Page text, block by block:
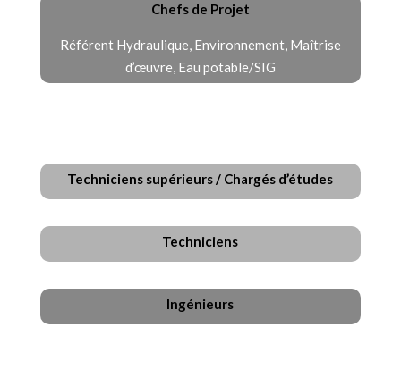
Chefs de Projet
Référent Hydraulique, Environnement, Maîtrise
d’œuvre, Eau potable/SIG
Techniciens supérieurs / Chargés d’études
Techniciens
Ingénieurs